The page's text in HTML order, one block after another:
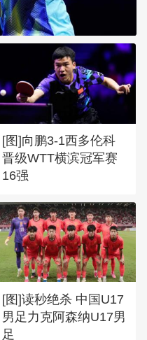
[图]向鹏3-1西多伦科
晋级WTT横滨冠军赛
16强
[图]读秒绝杀 中国U17
男足力克阿森纳U17男
足